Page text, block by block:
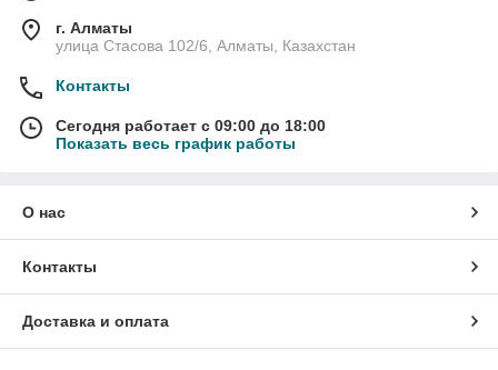
г. Алматы
улица Стасова 102/6, Алматы, Казахстан
Контакты
Сегодня работает с 09:00 до 18:00
Показать весь график работы
О нас
Контакты
Доставка и оплата